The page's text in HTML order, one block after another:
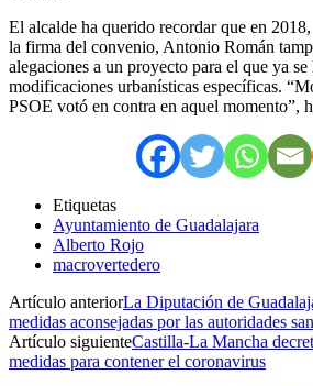
El alcalde ha querido recordar que en
la firma del convenio, Antonio Román
alegaciones a un proyecto para el que ya
modificaciones urbanísticas específicas.
PSOE votó en contra en aquel momento”,
Etiquetas
Ayuntamiento de Guadalajara
Alberto Rojo
macrovertedero
Artículo anteriorLa Diputación de
medidas aconsejadas por las autoridades
Artículo siguienteCastilla-La Mancha
medidas para contener el coronavirus